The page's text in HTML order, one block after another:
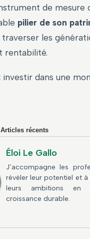
de mesure
pilier de son
les
rentabilité.
investir dans une
Articles récents
Éloi Le Gallo
J’accompagne les
révéler leur potentiel et
leurs ambitions en
croissance durable.